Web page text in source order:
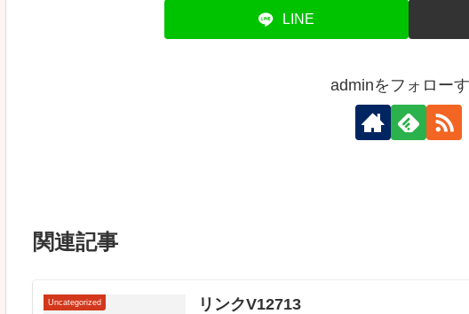
LINE
adminをフォロー
関連記事
Uncategorized リンクV12713